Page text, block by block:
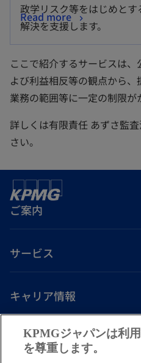
政学リスク等をはじめと
解決を支援します。
Read more
ここで紹介するサービスは
よび利益相反等の観点から
業務の範囲等に一定の制限が
詳しくは有限責任 あずさ監
さい。
ご案内
サービス
キャリア情報
し
い
新
し
免責事項プライバシーポリシー
KPMGジャパンは利
を尊重します。